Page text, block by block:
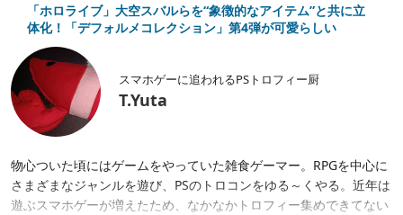
「ホロライブ」大空スバルらを“象徴的なアイテム”と共に立
体化！「デフォルメコレクション」第4弾が可愛らしい
スマホゲーに追われるPSトロフィー厨
T.Yuta
物心ついた頃にはゲームをやっていた雑食ゲーマー。RPGを中心に
さまざまなジャンルを遊び、PSのトロコンをゆる～くやる。近年は
遊ぶスマホゲーが増えたため、なかなかトロフィー集めできてない